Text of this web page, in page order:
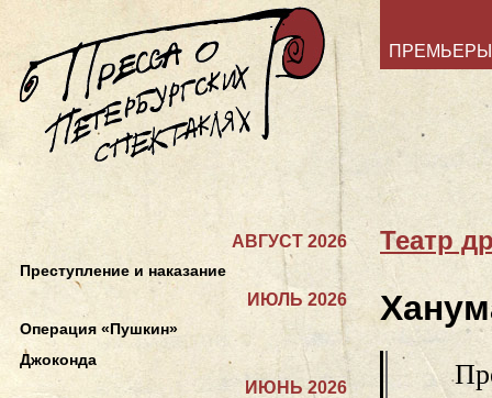
ПРЕМЬЕРЫ
Театр
АВГУСТ 2026
Преступление и наказание
ИЮЛЬ 2026
Операция «Пушкин»
Джоконда
ИЮНЬ 2026